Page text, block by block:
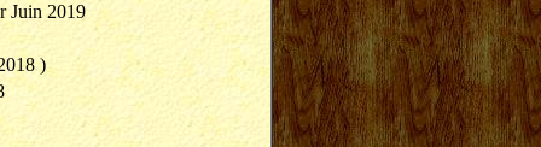
Juin 2019
)